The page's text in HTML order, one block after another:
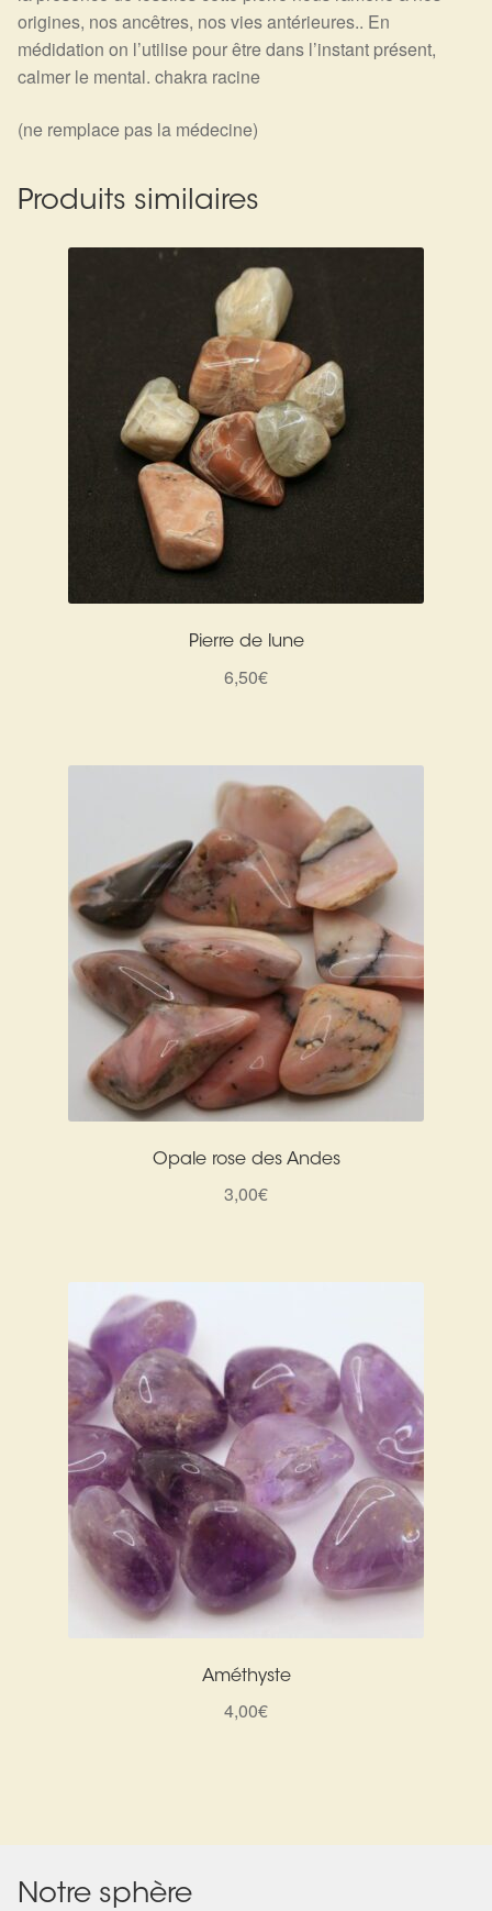
origines, nos ancêtres, nos vies antérieures.. En
médidation on l’utilise pour être dans l’instant présent,
calmer le mental. chakra racine
(ne remplace pas la médecine)
Produits similaires
Pierre de lune
6,50€
Opale rose des Andes
3,00€
Améthyste
4,00€
Notre sphère